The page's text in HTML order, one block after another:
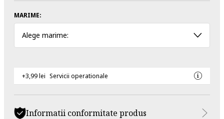
MARIME:
Alege marime:
+3,99 lei Servicii operationale
Informatii conformitate produs